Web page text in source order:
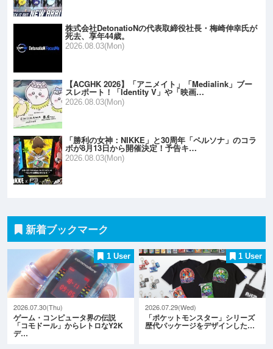
株式会社DetonatioNの代表取締役社長・梅崎伸幸氏が
死去、享年44歳。
2026.08.03(Mon)
【ACGHK 2026】「アニメイト」「Medialink」ブー
スレポート！「Identity V」や「映画…
2026.08.03(Mon)
「勝利の女神：NIKKE」と30周年「ペルソナ」のコラ
ボが8月13日から開催決定！予告キ…
2026.08.03(Mon)
新着ブックマーク
1 User
2026.07.30(Thu)
ゲーム・コンピュータ界の伝説
「コモドール」からレトロなY2K
デ…
1 User
2026.07.29(Wed)
「ポケットモンスター」シリーズ
歴代パッケージをデザインした…